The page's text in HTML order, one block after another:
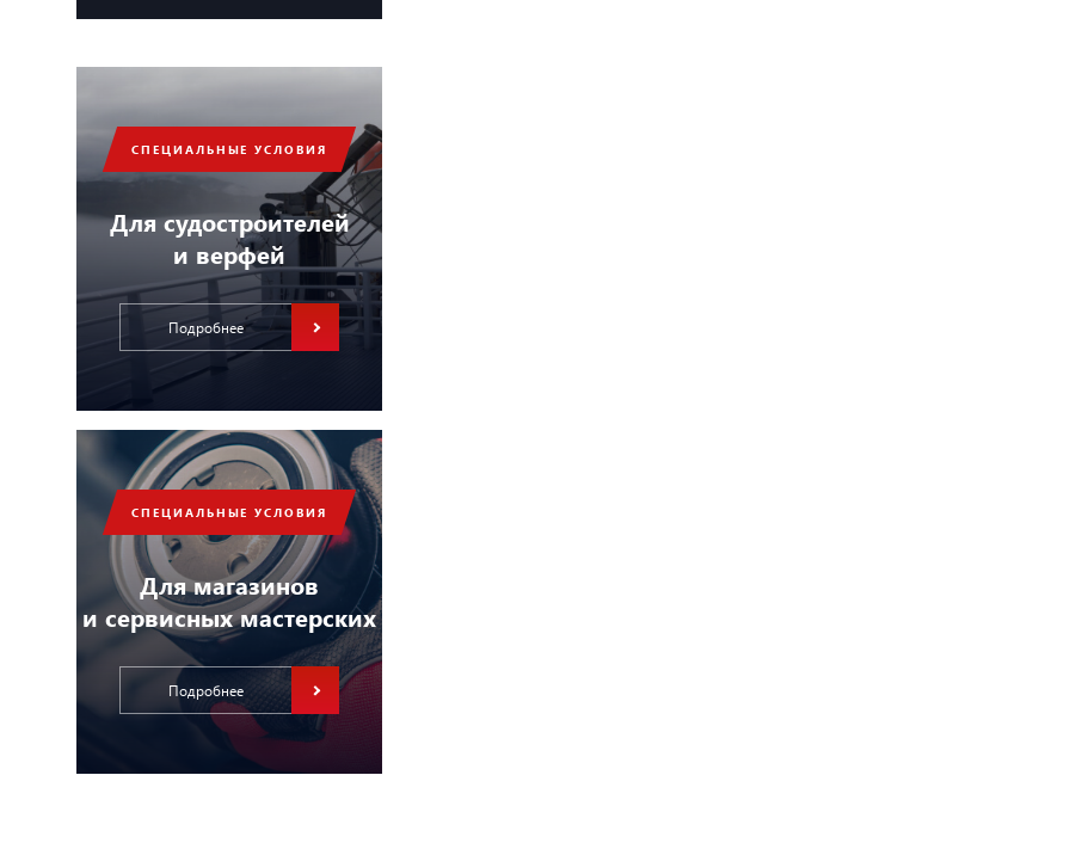
СПЕЦИАЛЬНЫЕ УСЛОВИЯ
Для судостроителей
и верфей
Подробнее
СПЕЦИАЛЬНЫЕ УСЛОВИЯ
Для магазинов
и сервисных мастерских
Подробнее